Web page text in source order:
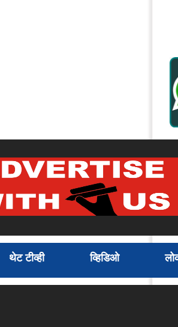
थेट टीव्ही व्हिडिओ